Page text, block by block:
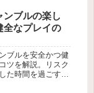
ンブルの楽し
全なプレイの
ブルを安全かつ健
ツを解説。リスク
た時間を過ごす方